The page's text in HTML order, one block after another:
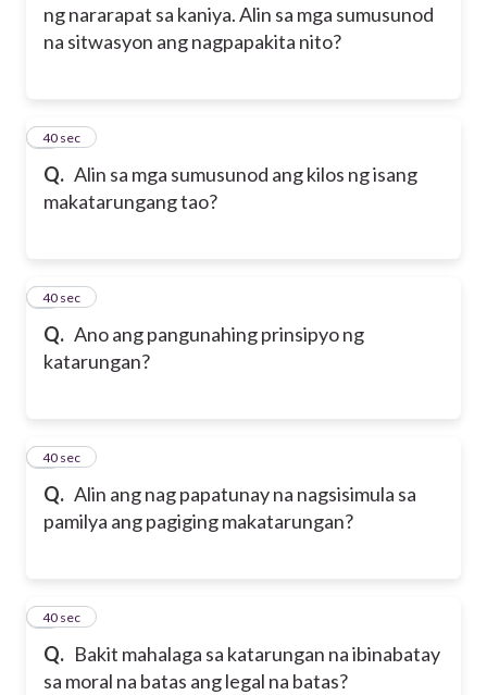
ng nararapat sa kaniya. Alin sa mga sumusunod
na sitwasyon ang nagpapakita nito?
Q. Alin sa mga sumusunod ang kilos ng isang
makatarungang tao?
2
40 sec
Q. Ano ang pangunahing prinsipyo ng
katarungan?
3
40 sec
Q. Alin ang nag papatunay na nagsisimula sa
pamilya ang pagiging makatarungan?
4
40 sec
Q. Bakit mahalaga sa katarungan na ibinabatay
sa moral na batas ang legal na batas?
5
40 sec